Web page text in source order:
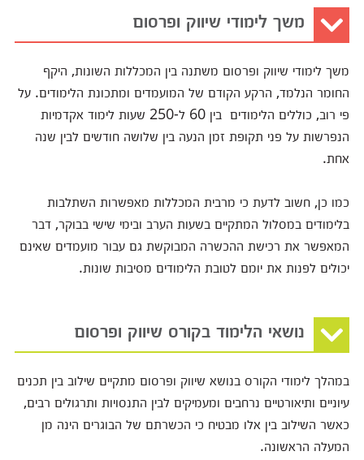
משך לימודי שיווק ופרסום
משך לימודי שיווק ופרסום משתנה בין המכללות השונות, היקף
החומר הנלמד, הרקע הקודם של המועמדים ומתכונת הלימודים. על
פי רוב, כוללים הלימודים בין 60 ל-250 שעות לימוד אקדמיות
הנפרשות על פני תקופת זמן הנעה בין שלושה חודשים לבין שנה
אחת.
כמו כן, חשוב לדעת כי מרבית המכללות מאפשרות השתלבות
בלימודים במסלול המתקיים בשעות הערב ובימי שישי בבוקר, דבר
המאפשר את רכישת ההכשרה המבוקשת גם עבור מועמדים שאינם
יכולים לפנות את יומם לטובת הלימודים מסיבות שונות.
נושאי הלימוד בקורס שיווק ופרסום
במהלך לימודי הקורס בנושא שיווק ופרסום מתקיים שילוב בין תכנים
עיוניים ותיאורטיים נרחבים ומעמיקים לבין התנסויות ותרגולים רבים,
כאשר השילוב בין אלו מבטיח כי הכשרתם של הבוגרים הינה מן
המעלה הראשונה.